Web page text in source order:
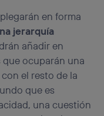
en forma
jerarquía
añadir en
ocuparán una
el resto de la
que es
una cuestión